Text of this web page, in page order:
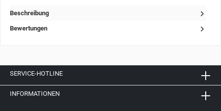
Beschreibung
Bewertungen
SERVICE-HOTLINE
INFORMATIONEN